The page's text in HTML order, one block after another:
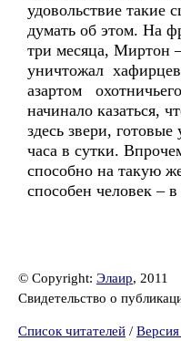
удовольствие такие
думать об этом. На
три месяца, Миртон
уничтожал
азартом
начинало казаться,
здесь звери,
часа в сутки.
способно на такую
способен человек –
© Copyright: Элаир, 2011
Свидетельство о
Список читателей /